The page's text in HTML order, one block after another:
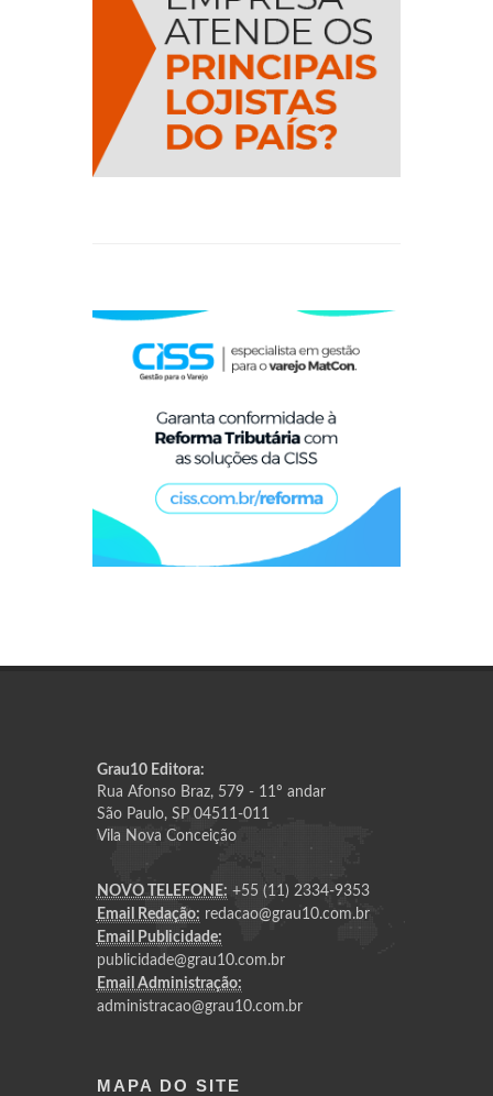
Grau10 Editora:
Rua Afonso Braz, 579 - 11º andar
São Paulo, SP 04511-011
Vila Nova Conceição
NOVO TELEFONE: +55 (11) 2334-9353
Email Redação: redacao@grau10.com.br
Email Publicidade:
publicidade@grau10.com.br
Email Administração:
administracao@grau10.com.br
MAPA DO SITE